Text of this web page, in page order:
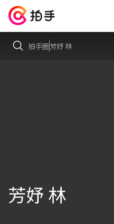
拍手圈芳妤 林
芳妤 林